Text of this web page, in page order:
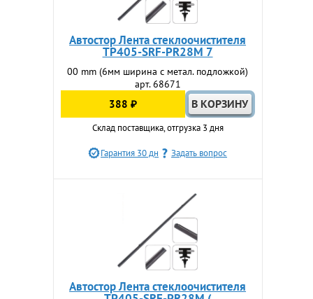
Автостор Лента стеклоочистителя
TP405-SRF-PR28M 7
00 mm (6мм ширина с метал. подложкой)
арт. 68671
388 ₽
Склад поставщика, отгрузка 3 дня
Гарантия 30 дн Задать вопрос
Автостор Лента стеклоочистителя